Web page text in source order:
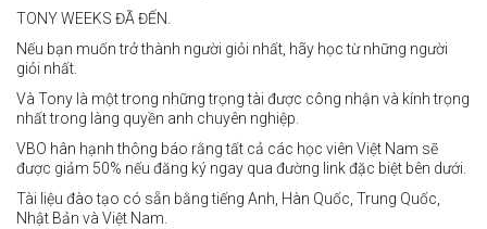
Vincent Siordia vs Kresler Tenorio
Jeffer Rhoy Mendoza vs Eranio Pisador
Mikko Camingawan vs Rovick Embuscado
Meredy Michael vs Aisah Alico
Ian Carl Muyso vs Marvin Zamora
Franz Carl Muyso vs Ariel Antonio
TONY WEEKS ĐÃ ĐẾN.
Nếu bạn muốn trở thành người giỏi nhất, hãy học từ những người
giỏi nhất.
Và Tony là một trong những trọng tài được công nhận và kính trọng
nhất trong làng quyền anh chuyên nghiệp.
VBO hân hạnh thông báo rằng tất cả các học viên Việt Nam sẽ
được giảm 50% nếu đăng ký ngay qua đường link đặc biệt bên dưới.
Tài liệu đào tạo có sẵn bằng tiếng Anh, Hàn Quốc, Trung Quốc,
Nhật Bản và Việt Nam.